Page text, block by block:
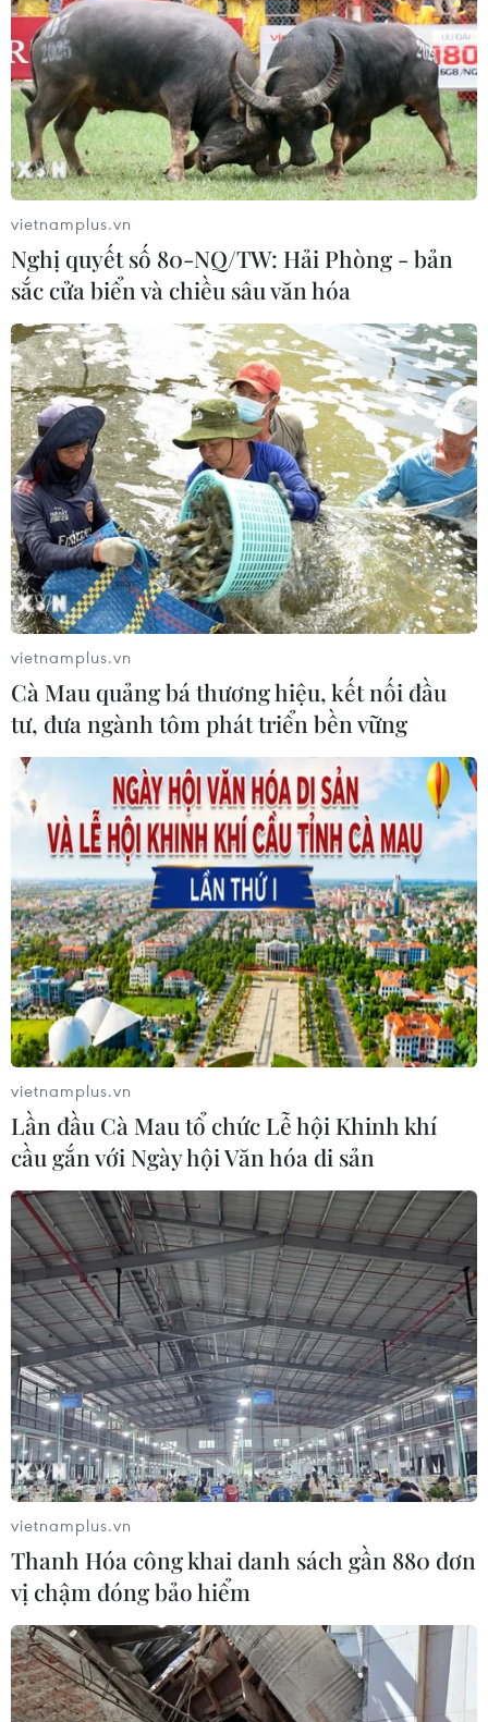
Mỹ khuyến nghị khẩn đối với dòng Boeing
737 sau sự cố kẹt bánh lái
27/09/2024 05:41
NTSB đang tiến hành điều tra sự cố bàn đạp cánh lái
mắc kẹt ở máy bay Boeing 737 MAX 8 khi máy bay
chuẩn bị hạ cánh xuống sân bay Newark tại New
Jersey (Mỹ) vào tháng 2/2024.
Sự cố bung cửa trên không của máy bay
Boeing: Công nhân lắp thiếu 4 bulông
26/06/2025 08:43
Kết quả điều tra cho thấy trong quá trình lắp ráp tại nhà
máy của Boeing, các công nhân đã lắp thiếu 4 bulông
có nhiệm vụ cố định tấm che cửa trên chiếc Boeing gặp
sự cố hồi tháng 1/2024.
vietnamplus.vn
Nghị quyết số 80-NQ/TW: Hải Phòng - bản
sắc cửa biển và chiều sâu văn hóa
vietnamplus.vn
Cà Mau quảng bá thương hiệu, kết nối đầu
tư, đưa ngành tôm phát triển bền vững
vietnamplus.vn
Lần đầu Cà Mau tổ chức Lễ hội Khinh khí
cầu gắn với Ngày hội Văn hóa di sản
vietnamplus.vn
Thanh Hóa công khai danh sách gần 880 đơn
vị chậm đóng bảo hiểm